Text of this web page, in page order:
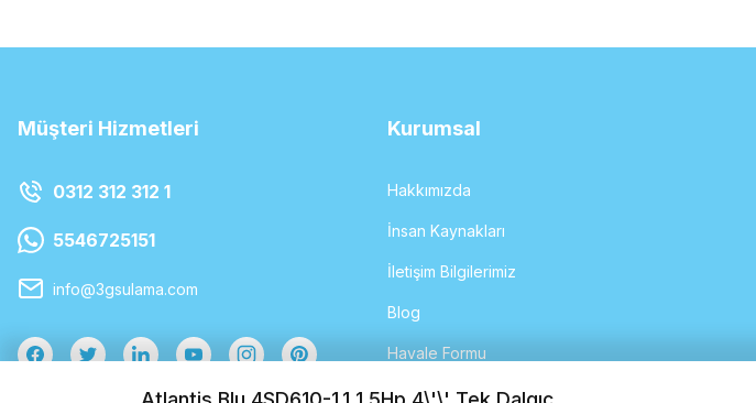
Müşteri Hizmetleri
0312 312 312 1
5546725151
info@3gsulama.com
Kurumsal
Hakkımızda
İnsan Kaynakları
İletişim Bilgilerimiz
Blog
Havale Formu